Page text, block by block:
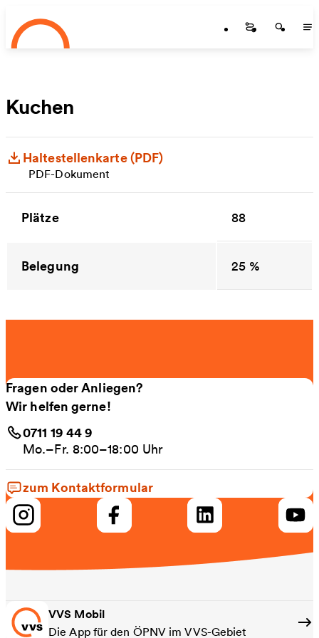
Zum Hauptinhalt springen
Startseite
Kuchen
Haltestellenkarte (PDF)
PDF-Dokument
Plätze 88
Belegung 25 %
Fragen oder Anliegen?
Wir helfen gerne!
0711 19 44 9
Mo.–Fr. 8:00–18:00 Uhr
zum Kontaktformular
VVS Mobil
Die App für den ÖPNV im VVS-Gebiet